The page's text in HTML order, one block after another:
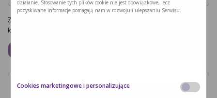
Zapamiętaj moje dane w tej przeglądarce podczas pisania kolejnych
komentarzy.
Zobacz również
działanie. Stosowanie tych plików cookie nie jest obowiązkowe, lecz
pozyskiwane informacje pomagają nam w rozwoju i ulepszaniu Serwisu.
Cookies marketingowe i personalizujące